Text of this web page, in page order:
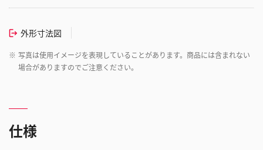
外形寸法図
※ 写真は使用イメージを表現していることがあります。商品には含まれない
場合がありますのでご注意ください。
仕様